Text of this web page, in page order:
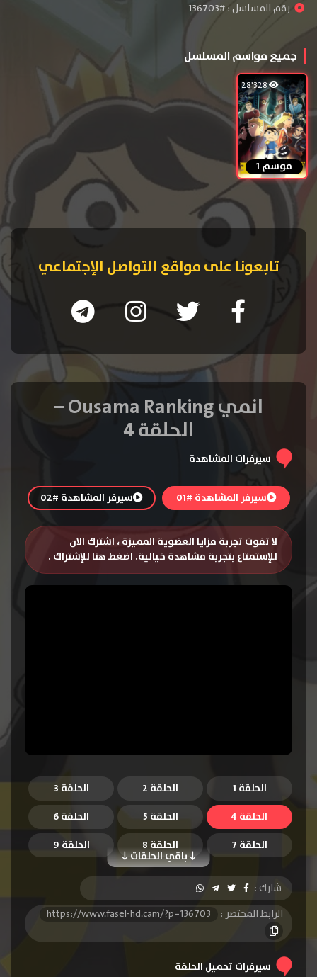
رقم المسلسل : #136703
جميع مواسم المسلسل
28٬328
موسم 1
تابعونا على مواقع التواصل الإجتماعي
انمي Ousama Ranking –
الحلقة 4
سيرفرات المشاهدة
سيرفر المشاهدة #01 سيرفر المشاهدة #02
لا تفوت تجربة مزايا العضوية المميزة ، اشترك الان
للإستمتاع بتجربة مشاهدة خيالية. اضغط هنا للإشتراك .
الحلقة 1 الحلقة 2
الحلقة 3
الحلقة 4
الحلقة 5 الحلقة 6
باقي الحلقات
الحلقة 7 الحلقة 8
الحلقة 9
الحلقة 10
الحلقة 11
الحلقة 13
الحلقة 14
الحلقة 15
شارك :
الرابط المختصر :
https://www.fasel-hd.cam/?p=136703
سيرفرات تحميل الحلقة